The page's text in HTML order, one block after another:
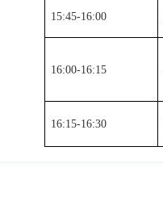
15:45-16:00
16:00-16:15
16:15-16:30